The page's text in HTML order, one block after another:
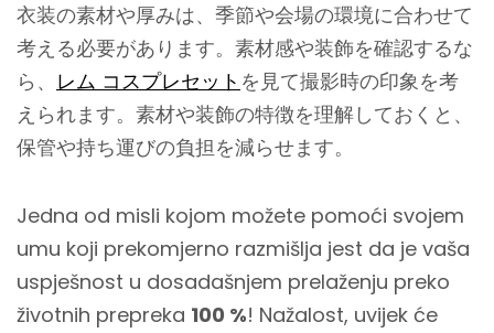
衣装の素材や厚みは、季節や会場の環境に合わせて
考える必要があります。素材感や装飾を確認するな
ら、 レム コスプレセット を見て撮影時の印象を考
えられます。素材や装飾の特徴を理解しておくと、
保管や持ち運びの負担を減らせます。
Jedna od misli kojom možete pomoći svojem
umu koji prekomjerno razmišlja jest da je vaša
uspješnost u dosadašnjem prelaženju preko
životnih prepreka 100 %! Nažalost, uvijek će